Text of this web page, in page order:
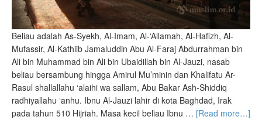
Beliau adalah As-Syekh, Al-Imam, Al-‘Allamah, Al-Hafizh, Al-
Mufassir, Al-Kathiib Jamaluddin Abu Al-Faraj Abdurrahman bin
Ali bin Muhammad bin Ali bin Ubaidillah bin Al-Jauzi, nasab
beliau bersambung hingga Amirul Mu’minin dan Khalifatu Ar-
Rasul shallallahu ‘alaihi wa sallam, Abu Bakar Ash-Shiddiq
radhiyallahu ‘anhu. Ibnu Al-Jauzi lahir di kota Baghdad, Irak
pada tahun 510 Hijriah. Masa kecil beliau Ibnu … [Read more…]